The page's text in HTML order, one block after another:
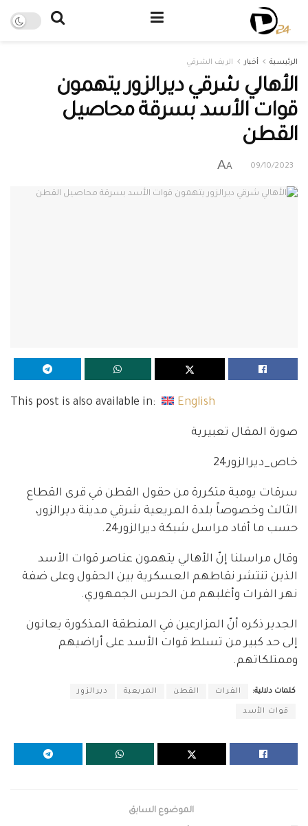
الرئيسية أخبار الريف الشرقي
الأهالي شرقي ديرالزور يتهمون
قوات الأسد بسرقة محاصيل
القطن
09/10/2023
A
A
This post is also available in: English
صورة المقال تعبيرية
خاص_ديرالزور24
سرقات يومية متكررة من حقول القطن في قرى القطاع
الثالث وخصوصاً بلدة المريعية شرقي مدينة ديرالزور،
حسب ما أفاد مراسل شبكة ديرالزور24.
وقال مراسلنا إنّ الأهالي يتهمون عناصر قوات الأسد
الذين تنتشر نقاطهم العسكرية بين الحقول وعلى ضفة
نهر الفرات وأغلبهم من الحرس الجمهوري.
الجدير ذكره أنّ المزارعين في المنطقة المذكورة يعانون
إلى حد كبير من تسلط قوات الأسد على أراضيهم
وممتلكاتهم.
كلمات دلالية: الفرات القطن المريعية ديرالزور
قوات الأسد
الموضوع السابق